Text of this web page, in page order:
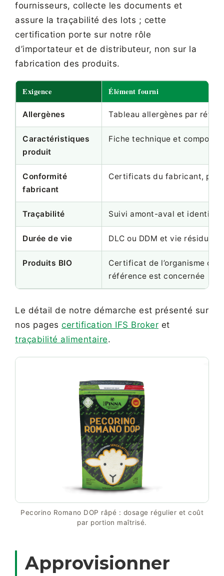
fournisseurs, collecte les documents et
assure la traçabilité des lots ; cette
certification porte sur notre rôle
d’importateur et de distributeur, non sur la
fabrication des produits.
Exigence Élément fourni
Allergènes Tableau allergènes par
Caractéristiques
produit
Fiche technique et
Conformité
fabricant
Certificats du fabricant,
Traçabilité Suivi amont-aval et
Durée de vie DLC ou DDM et vie
Produits BIO
Certificat de l’organisme
référence est concernée
Le détail de notre démarche est présenté sur
nos pages certification IFS Broker et
traçabilité alimentaire.
Pecorino Romano DOP râpé : dosage régulier et coût
par portion maîtrisé.
Approvisionner